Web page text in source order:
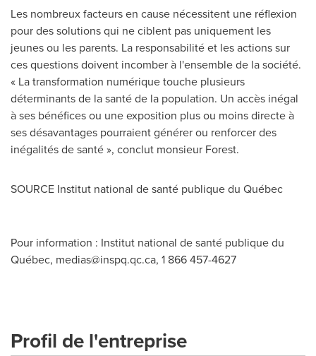
Les nombreux facteurs en cause nécessitent une réflexion
pour des solutions qui ne ciblent pas uniquement les
jeunes ou les parents. La responsabilité et les actions sur
ces questions doivent incomber à l'ensemble de la société.
« La transformation numérique touche plusieurs
déterminants de la santé de la population. Un accès inégal
à ses bénéfices ou une exposition plus ou moins directe à
ses désavantages pourraient générer ou renforcer des
inégalités de santé », conclut monsieur Forest.
SOURCE Institut national de santé publique du Québec
Pour information : Institut national de santé publique du
Québec, medias@inspq.qc.ca, 1 866 457-4627
Profil de l'entreprise